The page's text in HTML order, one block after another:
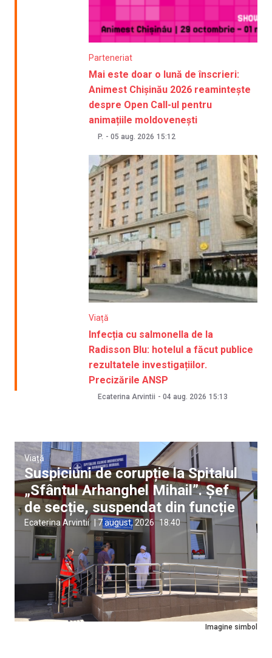
Parteneriat
Mai este doar o lună de înscrieri:
Animest Chișinău 2026 reamintește
despre Open Call-ul pentru
animațiile moldovenești
P. - 05 aug. 2026 15:12
Viață
Infecția cu salmonella de la
Radisson Blu: hotelul a făcut publice
rezultatele investigațiilor.
Precizările ANSP
Ecaterina Arvintii - 04 aug. 2026 15:13
Imagine simbol
Viață
Suspiciuni de corupție la Spitalul
„Sfântul Arhanghel Mihail”. Șef
de secție, suspendat din funcție
Ecaterina Arvintii 7 august, 2026 18:40